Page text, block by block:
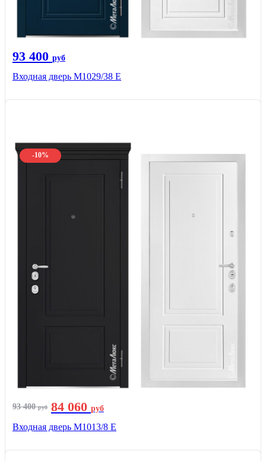
93 400 руб
Входная дверь М1029/38 E
-10%
93 400руб 84 060 руб
Входная дверь М1013/8 E